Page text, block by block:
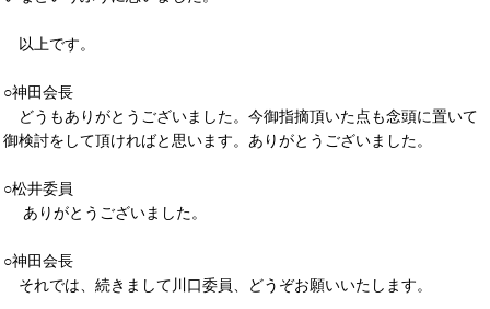
以上です。
○神田会長
どうもありがとうございました。今御指摘頂いた点も念頭に置いて
御検討をして頂ければと思います。ありがとうございました。
○松井委員
ありがとうございました。
○神田会長
それでは、続きまして川口委員、どうぞお願いいたします。